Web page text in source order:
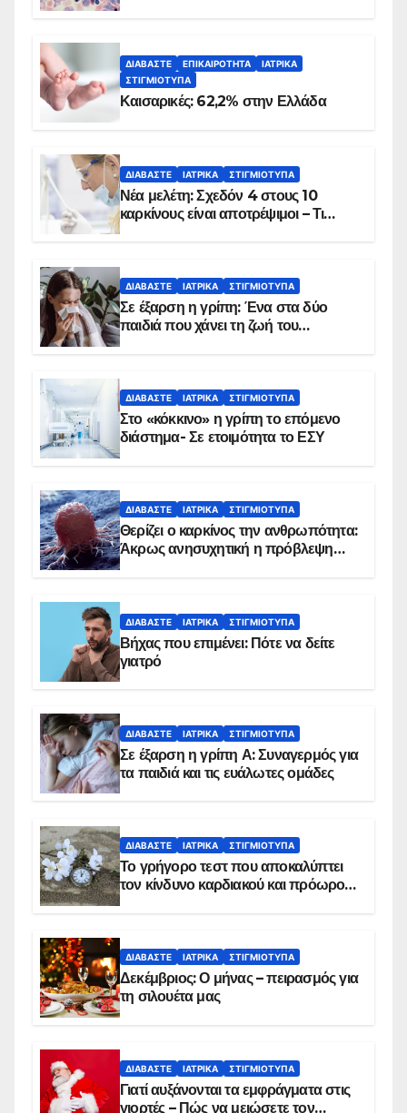
ΔΙΑΒΆΣΤΕ ΕΠΙΚΑΙΡΌΤΗΤΑ
ΙΑΤΡΙΚΆ
ΣΤΙΓΜΙΌΤΥΠΑ
Καισαρικές: 62,2% στην Ελλάδα
ΔΙΑΒΆΣΤΕ ΙΑΤΡΙΚΆ ΣΤΙΓΜΙΌΤΥΠΑ
Νέα μελέτη: Σχεδόν 4 στους 10
καρκίνους είναι αποτρέψιμοι – Τι
ΔΙΑΒΆΣΤΕ ΙΑΤΡΙΚΆ ΣΤΙΓΜΙΌΤΥΠΑ
Σε έξαρση η γρίπη: Ένα στα δύο
παιδιά που χάνει τη ζωή του
ΔΙΑΒΆΣΤΕ ΙΑΤΡΙΚΆ ΣΤΙΓΜΙΌΤΥΠΑ
Στο «κόκκινο» η γρίπη το επόμενο
διάστημα- Σε ετοιμότητα το ΕΣΥ
ΔΙΑΒΆΣΤΕ ΙΑΤΡΙΚΆ ΣΤΙΓΜΙΌΤΥΠΑ
Θερίζει ο καρκίνος την ανθρωπότητα:
Άκρως ανησυχητική η πρόβλεψη…
ΔΙΑΒΆΣΤΕ ΙΑΤΡΙΚΆ ΣΤΙΓΜΙΌΤΥΠΑ
Βήχας που επιμένει: Πότε να δείτε
γιατρό
ΔΙΑΒΆΣΤΕ ΙΑΤΡΙΚΆ ΣΤΙΓΜΙΌΤΥΠΑ
Σε έξαρση η γρίπη Α: Συναγερμός για
τα παιδιά και τις ευάλωτες ομάδες
ΔΙΑΒΆΣΤΕ ΙΑΤΡΙΚΆ ΣΤΙΓΜΙΌΤΥΠΑ
Το γρήγορο τεστ που αποκαλύπτει
τον κίνδυνο καρδιακού και πρόωρου
ΔΙΑΒΆΣΤΕ ΙΑΤΡΙΚΆ ΣΤΙΓΜΙΌΤΥΠΑ
Δεκέμβριος: Ο μήνας – πειρασμός για
τη σιλουέτα μας
ΔΙΑΒΆΣΤΕ ΙΑΤΡΙΚΆ ΣΤΙΓΜΙΌΤΥΠΑ
Γιατί αυξάνονται τα εμφράγματα στις
γιορτές – Πώς να μειώσετε τον